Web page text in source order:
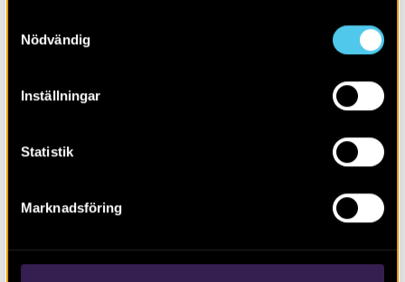
Nödvändig
Inställningar
Statistik
Marknadsföring
Arkeologerna – nya rön från norr, syd,